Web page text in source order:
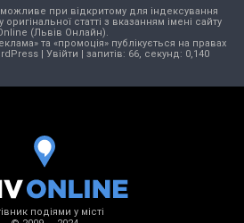
можливе при відкритому для індексування
статті з вказанням імені сайту
(Львів Онлайн).
та «промоція» публікується на правах
| Увійти | запитів: 66, секунд: 0,140
подіями у місті